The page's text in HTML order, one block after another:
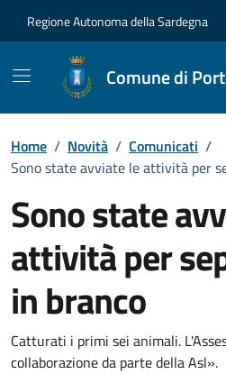
Regione Autonoma della Sardegna
Comune di
Home / Novità / Comunicati /
Sono state avviate le attività per
Sono state
attività per
in branco
Dettagli della
Catturati i primi sei animali.
collaborazione da parte della Asl».